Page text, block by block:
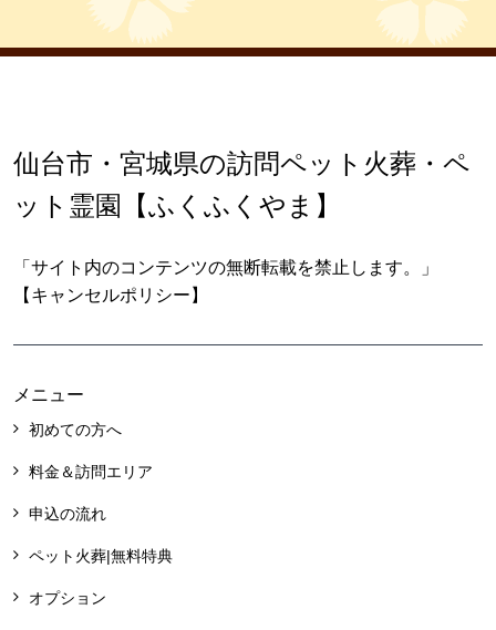
仙台市・宮城県の訪問ペット火葬・ペ
ット霊園【ふくふくやま】
「サイト内のコンテンツの無断転載を禁止します。」
【キャンセルポリシー】
メニュー
初めての方へ
料金＆訪問エリア
申込の流れ
ペット火葬|無料特典
オプション